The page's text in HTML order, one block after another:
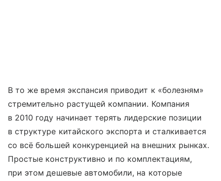
В то же время экспансия приводит к «болезням»
стремительно растущей компании. Компания
в 2010 году начинает терять лидерские позиции
в структуре китайского экспорта и сталкивается
со всё большей конкуренцией на внешних рынках.
Простые конструктивно и по комплектациям,
при этом дешевые автомобили, на которые